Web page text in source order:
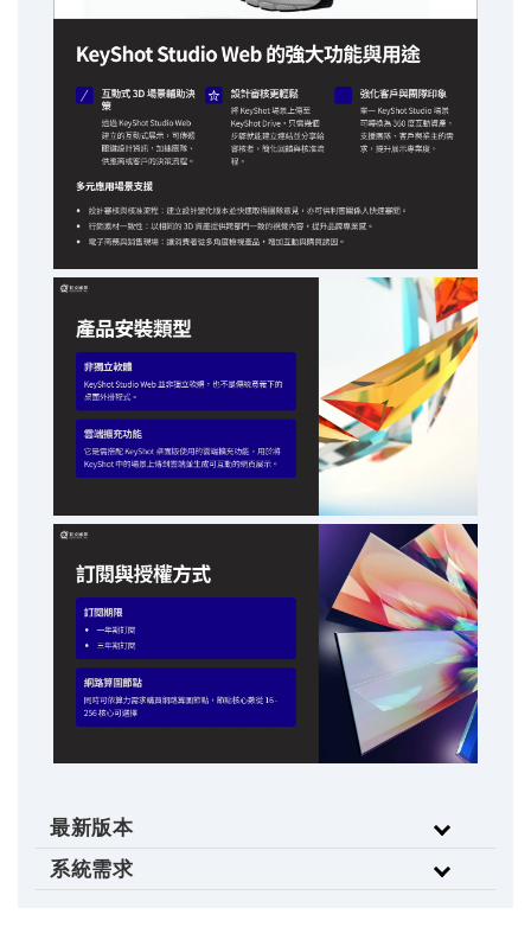
最新版本
系統需求